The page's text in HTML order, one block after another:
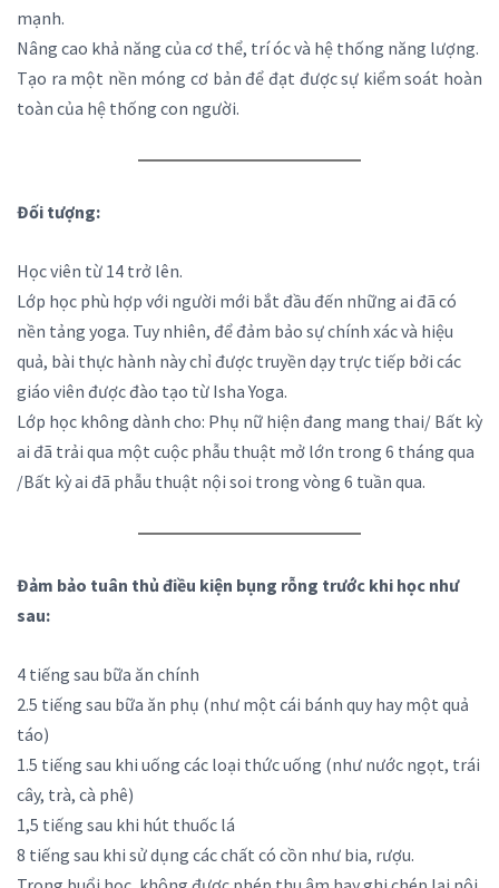
mạnh.
Nâng cao khả năng của cơ thể, trí óc và hệ thống năng lượng.
Tạo ra một nền móng cơ bản để đạt được sự kiểm soát hoàn
toàn của hệ thống con người.
Đối tượng:
Học viên từ 14 trở lên.
Lớp học phù hợp với người mới bắt đầu đến những ai đã có
nền tảng yoga. Tuy nhiên, để đảm bảo sự chính xác và hiệu
quả, bài thực hành này chỉ được truyền dạy trực tiếp bởi các
giáo viên được đào tạo từ Isha Yoga.
Lớp học không dành cho: Phụ nữ hiện đang mang thai/ Bất kỳ
ai đã trải qua một cuộc phẫu thuật mở lớn trong 6 tháng qua
/Bất kỳ ai đã phẫu thuật nội soi trong vòng 6 tuần qua.
Đảm bảo tuân thủ điều kiện bụng rỗng trước khi học như
sau:
4 tiếng sau bữa ăn chính
2.5 tiếng sau bữa ăn phụ (như một cái bánh quy hay một quả
táo)
1.5 tiếng sau khi uống các loại thức uống (như nước ngọt, trái
cây, trà, cà phê)
1,5 tiếng sau khi hút thuốc lá
8 tiếng sau khi sử dụng các chất có cồn như bia, rượu.